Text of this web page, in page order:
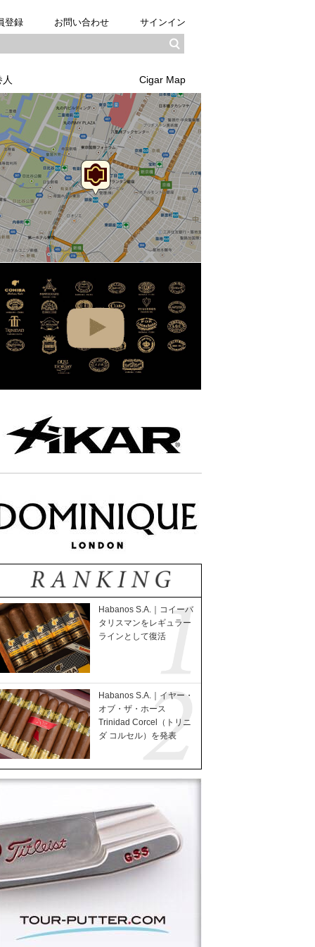
登録 お問い合わせ サインイン
Cigar Map
Habanos S.A.｜コイーバ
タリスマンをレギュラー
ラインとして復活
Habanos S.A.｜イヤー・
オブ・ザ・ホース
Trinidad Corcel（トリニ
ダ コルセル）を発表